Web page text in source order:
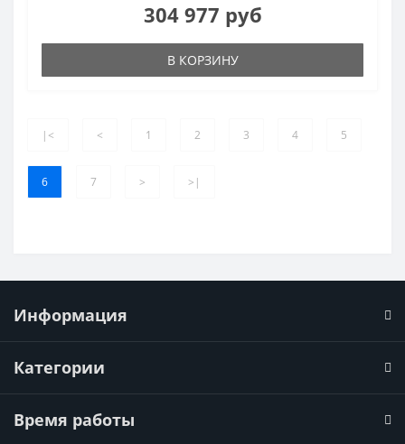
304 977 руб
В КОРЗИНУ
|< < 1 2 3 4 5
6 7 > >|
Информация
Категории
Время работы